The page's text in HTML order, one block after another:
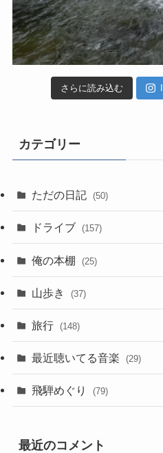
さらに読み込む
カテゴリー
ただの日記 (50)
ドライブ (157)
俺の本棚 (25)
山歩き (37)
旅行 (148)
最近聴いてる音楽 (29)
飛騨めぐり (79)
最近のコメント